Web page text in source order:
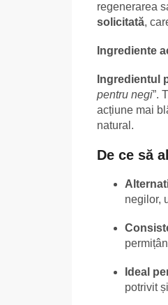
regenerarea
solicitată,
Ingrediente
Ingredientul
pentru negi”.
acțiune mai
natural.
De ce să
negilor,
Ideal
potrivit